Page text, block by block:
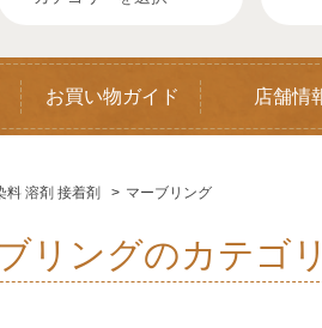
お買い物ガイド 店舗情
料 溶剤 接着剤 > マーブリング
リングのカテゴリ